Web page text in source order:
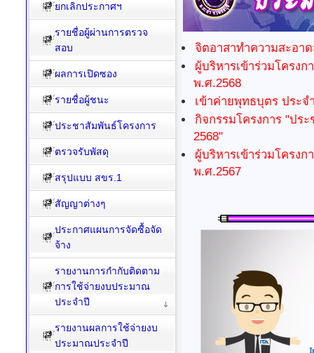
จิตอาสาทำความสะอา
ผู้บริหารเข้าร่วมโครง
พ.ศ.2568
เข้าค่ายพุทธบุตร ประจ
กิจกรรมโครงการ "ปร
2568"
ผู้บริหารเข้าร่วมโครง
พ.ศ.2567
ยกเลิกประกาศฯ
รายชื่อผู้ผ่านการตรวจ
สอบ
ผลการเปิดซอง
รายชื่อผู้ชนะ
ประชาสัมพันธ์โครงการ
ตรวจรับพัสดุ
สรุปแบบ สขร.1
สัญญาต่างๆ
ประกาศแผนการจัดซื้อจัด
จ้าง
รายงานการกำกับติดตาม
การใช้จ่ายงบประมาณ
ประจำปี
รายงานผลการใช้จ่ายงบ
ประมาณประจำปี